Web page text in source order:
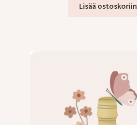
Lisää ostoskoriin